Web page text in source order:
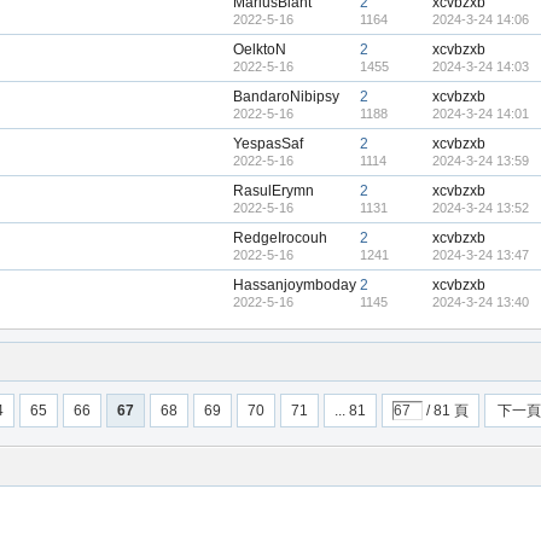
2022-5-16 1164 2024-3-24 14:06
OelktoN
2022-5-16
2
1455
xcvbzxb
2024-3-24 14:03
BandaroNibipsy
2022-5-16
2
1188
xcvbzxb
2024-3-24 14:01
YespasSaf
2022-5-16
2
1114
xcvbzxb
2024-3-24 13:59
RasulErymn
2022-5-16
2
1131
xcvbzxb
2024-3-24 13:52
RedgeIrocouh
2022-5-16
2
1241
xcvbzxb
2024-3-24 13:47
Hassanjoymboday
2022-5-16
2
1145
xcvbzxb
2024-3-24 13:40
65 66 67 68 69 70 71 ... 81 / 81 頁 下一頁